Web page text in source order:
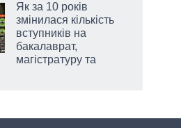
Як за 10 років
змінилася кількість
вступників на
бакалаврат,
магістратуру та